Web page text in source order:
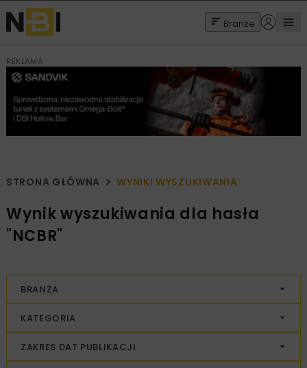
Branże
REKLAMA
STRONA GŁÓWNA WYNIKI WYSZUKIWANIA
Wynik wyszukiwania dla hasła
"NCBR"
BRANŻA
KATEGORIA
ZAKRES DAT PUBLIKACJI